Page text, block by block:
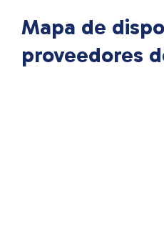
Mapa de
proveedores